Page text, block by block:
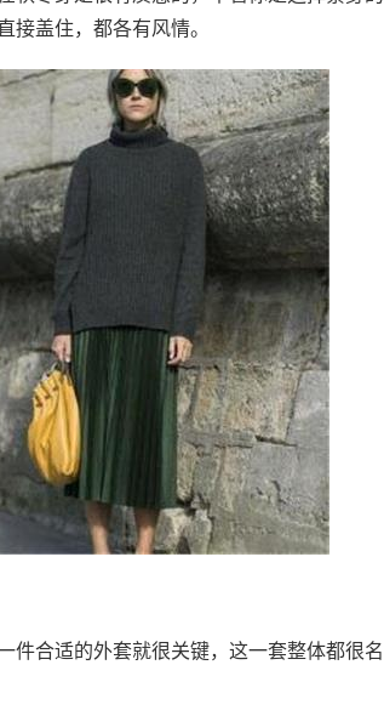
盖住，都各有风情。
件合适的外套就很关键，这一套整体都很名